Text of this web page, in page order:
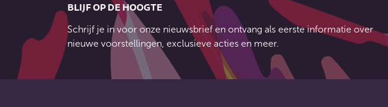
BLIJF OP DE HOOGTE
Schrijf je in voor onze nieuwsbrief en ontvang als eerste informatie over
nieuwe voorstellingen, exclusieve acties en meer.